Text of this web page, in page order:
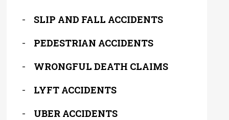
SLIP AND FALL ACCIDENTS
PEDESTRIAN ACCIDENTS
WRONGFUL DEATH CLAIMS
LYFT ACCIDENTS
UBER ACCIDENTS